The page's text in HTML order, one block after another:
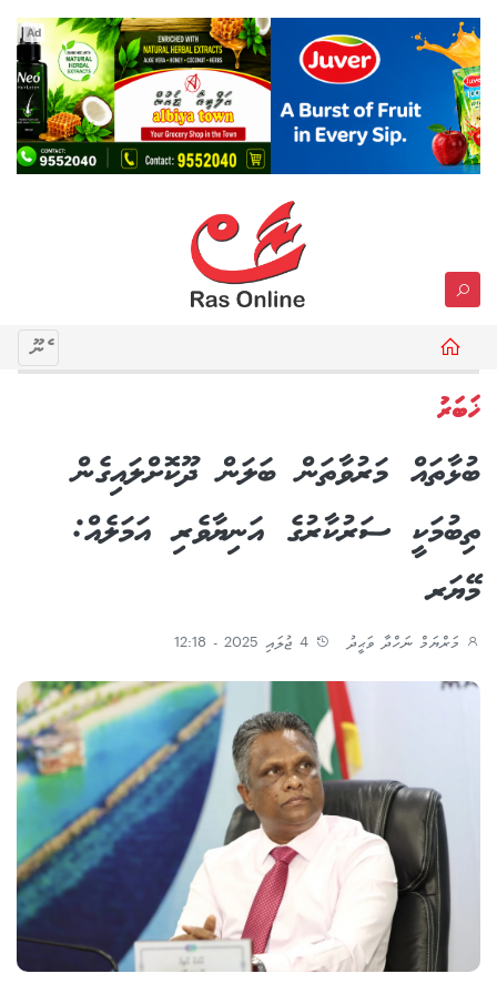
Ad
މެނޫ
ޚަބަރު
ބުޅާތައް މަރުވާތަން ބަލަން ދޫކޮށްލައިގެން
ތިބުމަކީ ސަރުކާރުގެ އަނިޔާވެރި އަމަލެއް:
މޭޔަރ
މަރްޔަމް ނަހްދާ ވަޙީދު